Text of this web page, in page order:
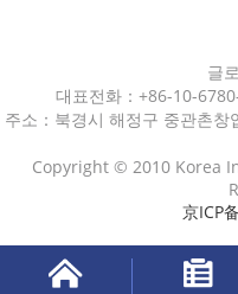
글
대표전화：+86-10-
주소：북경시 해정구 중관촌창
Copyright © 2010 Korea
京ICP